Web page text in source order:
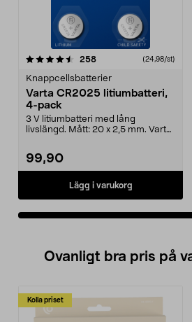
258recensioner (24,98/st)
Knappcellsbatterier
Varta CR2025 litiumbatteri,
4-pack
3 V litiumbatteri med lång
livslängd. Mått: 20 x 2,5 mm. Varta
99,90
Lägg i varukorg
4.5av 5 stjärnor
Ovanligt bra pris på
Kolla priset